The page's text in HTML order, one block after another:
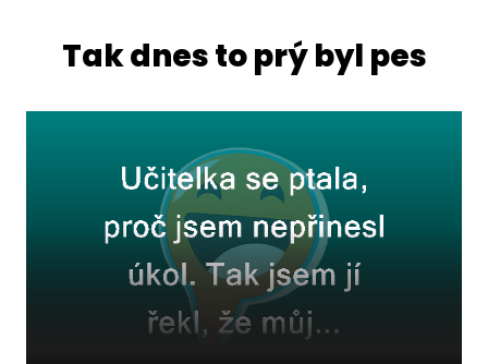
Tak dnes to prý byl pes